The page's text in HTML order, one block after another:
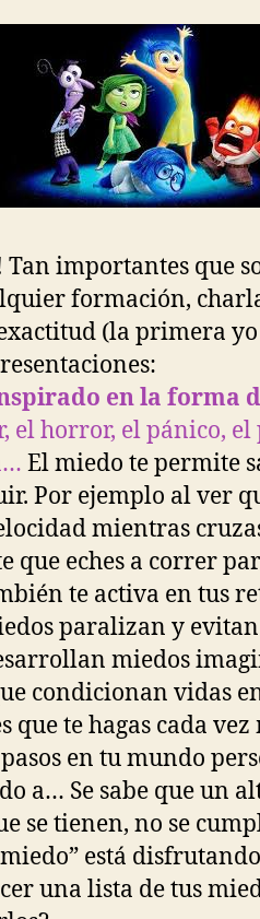
Tan importantes que
formación,
(la primera
en la forma
el horror, el pánico, el
El miedo te permite
Por ejemplo al ver
mientras
que eches a correr
te activa en tus
paralizan y evitan
miedos
condicionan vidas
que te hagas cada
en tu mundo
a… Se sabe que un
se tienen, no se
está
una lista de tus